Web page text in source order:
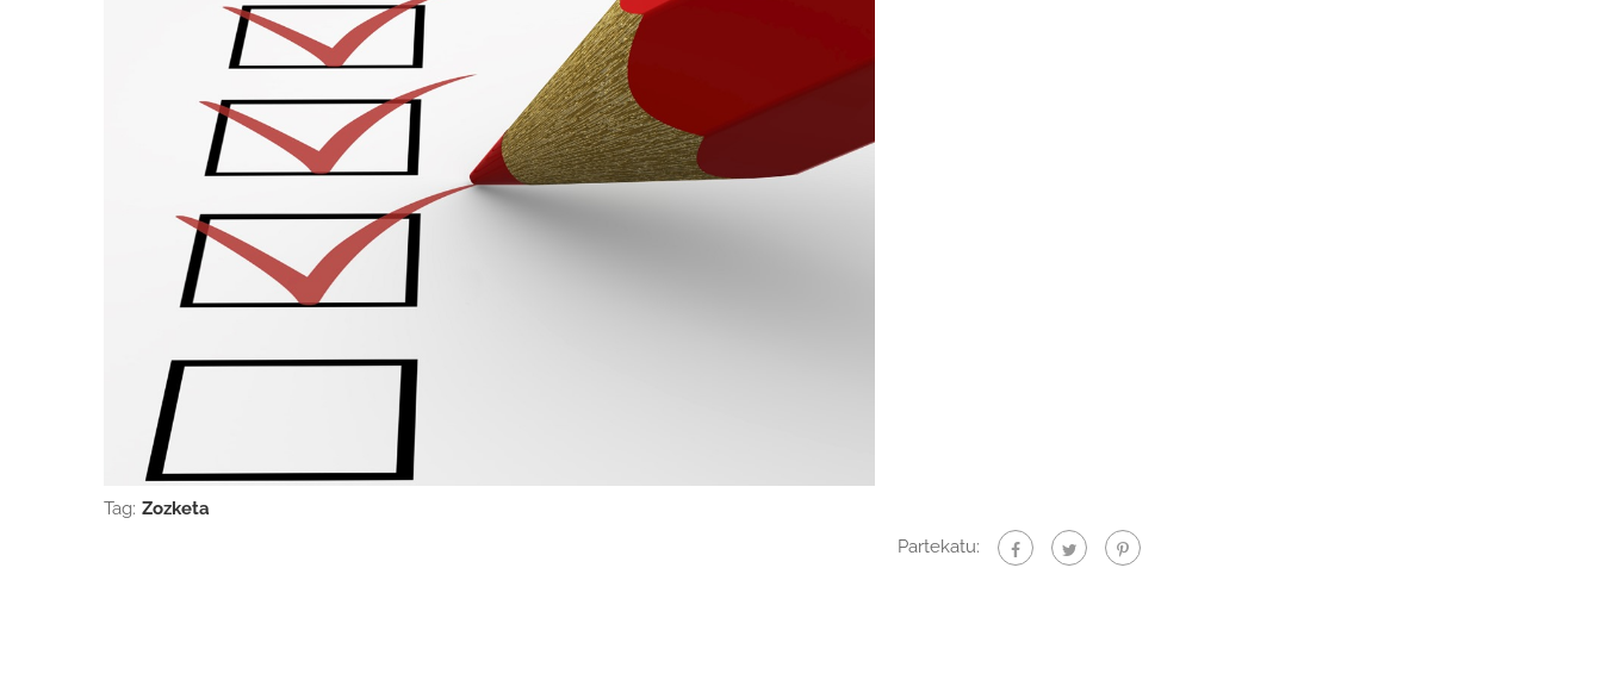
Tag: Zozketa
Partekatu: